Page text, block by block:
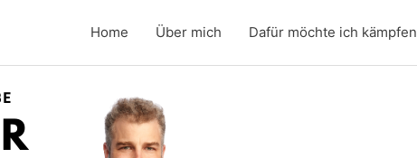
Home Über mich Dafür möchte ich kämpfen